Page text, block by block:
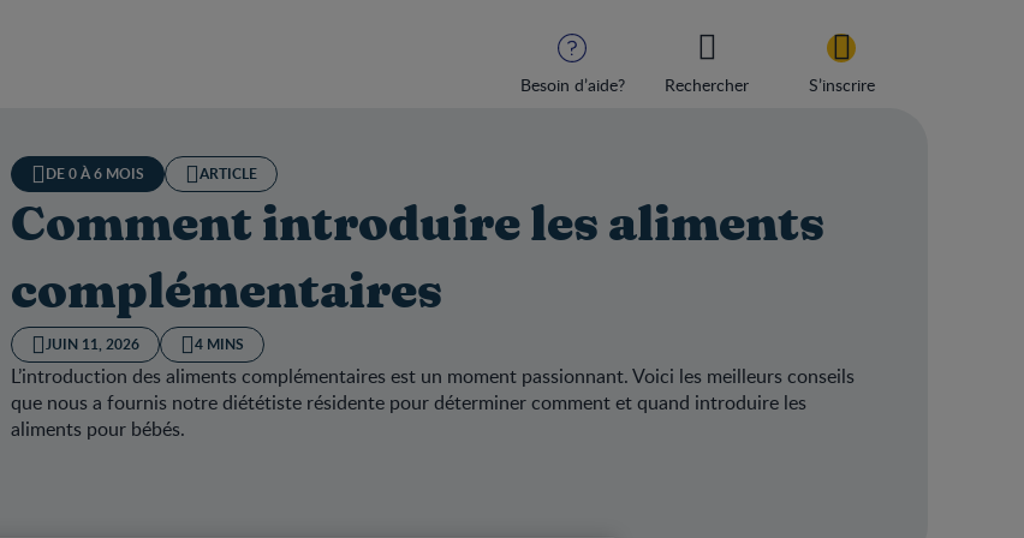
Besoin d’aide? Rechercher S’inscrire
DE 0 À 6 MOIS ARTICLE
Comment introduire les aliments
complémentaires
JUIN 11, 2026 4 MINS
L’introduction des aliments complémentaires est un moment passionnant. Voici les meilleurs conseils
que nous a fournis notre diététiste résidente pour déterminer comment et quand introduire les
aliments pour bébés.